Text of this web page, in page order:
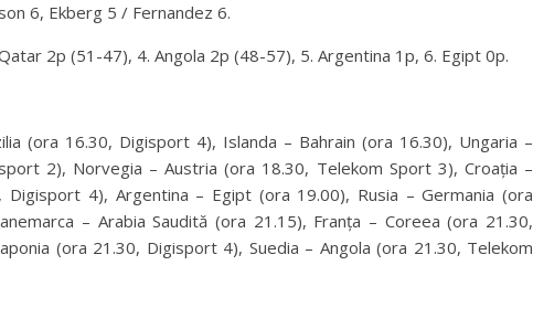
6, Ekberg 5 / Fernandez 6.
2p (51-47), 4. Angola 2p (48-57), 5. Argentina 1p, 6. Egipt 0p.
(ora 16.30, Digisport 4), Islanda – Bahrain (ora 16.30), Ungaria –
2), Norvegia – Austria (ora 18.30, Telekom Sport 3), Croația –
4), Argentina – Egipt (ora 19.00), Rusia – Germania (ora
– Arabia Saudită (ora 21.15), Franța – Coreea (ora 21.30,
(ora 21.30, Digisport 4), Suedia – Angola (ora 21.30, Telekom